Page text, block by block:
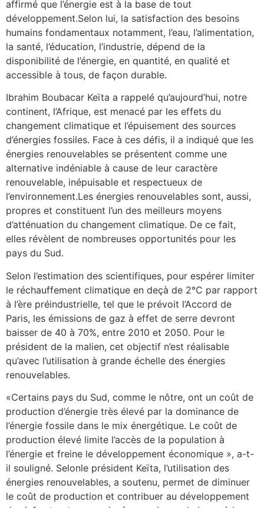
affirmé que l’énergie est à la base de tout
développement.Selon lui, la satisfaction des besoins
humains fondamentaux notamment, l’eau, l’alimentation,
la santé, l’éducation, l’industrie, dépend de la
disponibilité de l’énergie, en quantité, en qualité et
accessible à tous, de façon durable.
Ibrahim Boubacar Keïta a rappelé qu’aujourd’hui, notre
continent, l’Afrique, est menacé par les effets du
changement climatique et l’épuisement des sources
d’énergies fossiles. Face à ces défis, il a indiqué que les
énergies renouvelables se présentent comme une
alternative indéniable à cause de leur caractère
renouvelable, inépuisable et respectueux de
l’environnement.Les énergies renouvelables sont, aussi,
propres et constituent l’un des meilleurs moyens
d’atténuation du changement climatique. De ce fait,
elles révèlent de nombreuses opportunités pour les
pays du Sud.
Selon l’estimation des scientifiques, pour espérer limiter
le réchauffement climatique en deçà de 2°C par rapport
à l’ère préindustrielle, tel que le prévoit l’Accord de
Paris, les émissions de gaz à effet de serre devront
baisser de 40 à 70%, entre 2010 et 2050. Pour le
président de la malien, cet objectif n’est réalisable
qu’avec l’utilisation à grande échelle des énergies
renouvelables.
«Certains pays du Sud, comme le nôtre, ont un coût de
production d’énergie très élevé par la dominance de
l’énergie fossile dans le mix énergétique. Le coût de
production élevé limite l’accès de la population à
l’énergie et freine le développement économique », a-t-
il souligné. Selonle président Keïta, l’utilisation des
énergies renouvelables, a soutenu, permet de diminuer
le coût de production et contribuer au développement